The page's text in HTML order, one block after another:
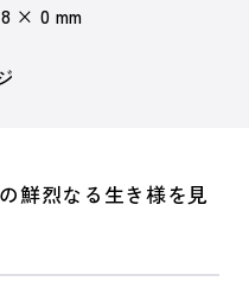
× 0 mm
鮮烈なる生き様を見